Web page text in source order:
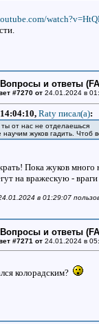
Вопросы и ответы
#7270 от24.01.2024 в
Raty писал(a):
ты от нас не отделаешься
жуков гадить. Чтоб
Пока жуков много
на вражескую -
в 01:29:07
Вопросы и ответы
#7271 от24.01.2024 в
колорадским?